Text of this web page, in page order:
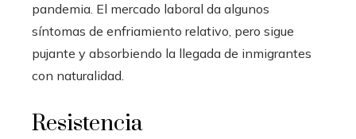
pandemia. El mercado laboral da algunos
síntomas de enfriamiento relativo, pero sigue
pujante y absorbiendo la llegada de inmigrantes
con naturalidad.
Resistencia